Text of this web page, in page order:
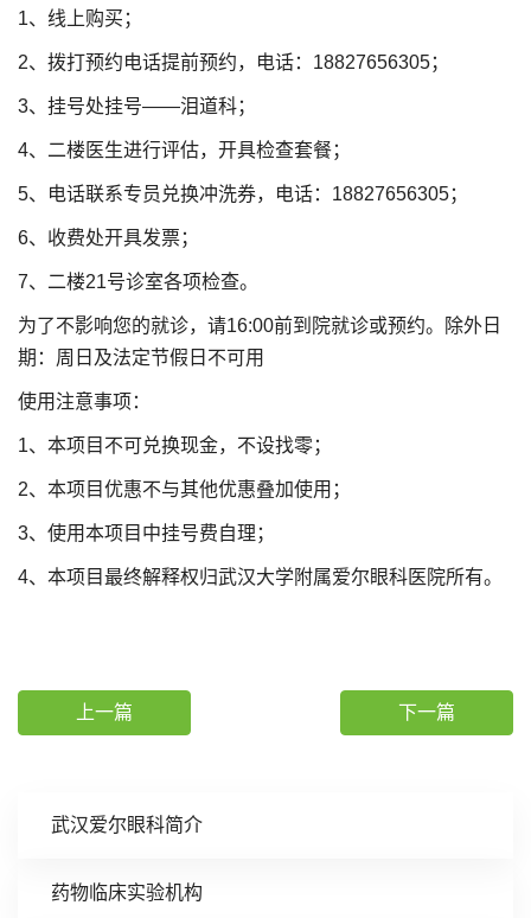
武汉爱尔眼科简介
药物临床实验机构
1、线上购买；
2、拨打预约电话提前预约，电话：18827656305；
3、挂号处挂号——泪道科；
4、二楼医生进行评估，开具检查套餐；
5、电话联系专员兑换冲洗券，电话：18827656305；
6、收费处开具发票；
7、二楼21号诊室各项检查。
为了不影响您的就诊，请16:00前到院就诊或预约。除外日
期：周日及法定节假日不可用
使用注意事项：
1、本项目不可兑换现金，不设找零；
2、本项目优惠不与其他优惠叠加使用；
3、使用本项目中挂号费自理；
4、本项目最终解释权归武汉大学附属爱尔眼科医院所有。
上一篇 下一篇